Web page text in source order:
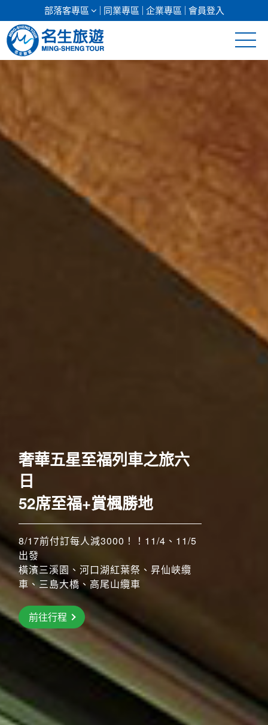
部落客專區 同業專區 企業專區 會員登入
郵輪假期
海島假期
搶先GO
前往行程
奢華五星至福列車之旅六
日
52席至福+賞楓勝地
8/17前付訂每人減3000！！11/4、11/5
出發
橫濱三溪園、河口湖紅葉祭、昇仙峽纜
車、三島大橋、高尾山纜車
前往行程
[長榮]關西古都千年鵜飼巡
禮五日
傳承千年 鵜飼捕魚
長良川鵜飼、彥根城、清水寺、嵐山小火
車
前往行程